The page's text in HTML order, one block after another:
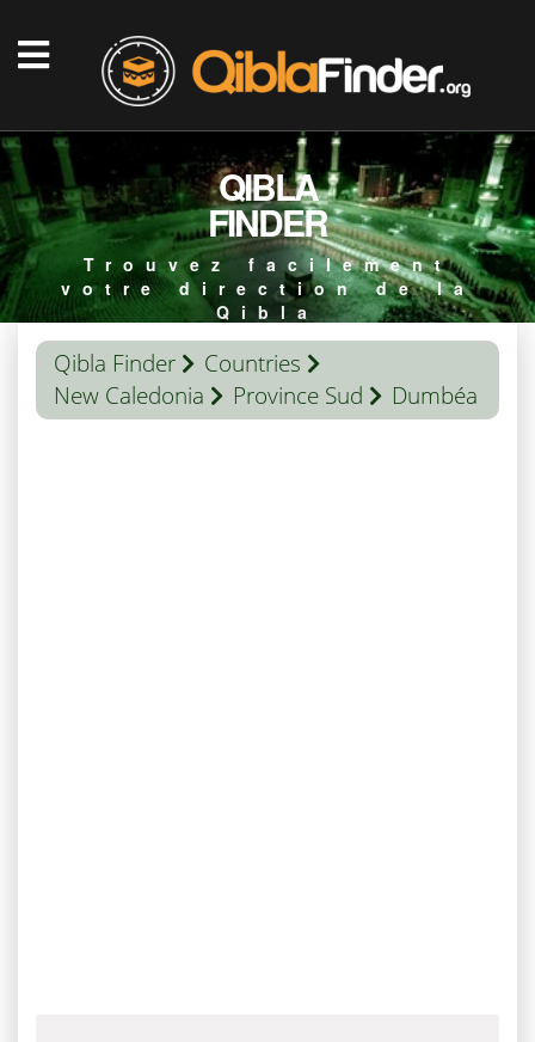
QIBLA
FINDER
Trouvez facilement
votre direction de la
Qibla
Qibla Finder
Countries
New Caledonia
Province Sud Dumbéa